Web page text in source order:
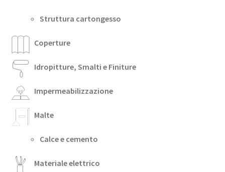
Struttura cartongesso
Coperture
Idropitture, Smalti e Finiture
Impermeabilizzazione
Malte
Calce e cemento
Materiale elettrico